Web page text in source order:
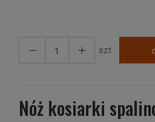
szt.
Nóż kosiarki